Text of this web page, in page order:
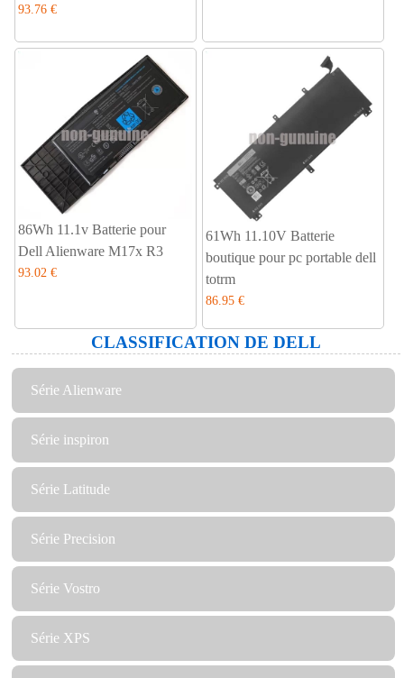
93.76 €
86Wh 11.1v Batterie pour
Dell Alienware M17x R3
93.02 €
61Wh 11.10V Batterie
boutique pour pc portable dell
totrm
86.95 €
CLASSIFICATION DE DELL
Série Alienware
Série inspiron
Série Latitude
Série Precision
Série Vostro
Série XPS